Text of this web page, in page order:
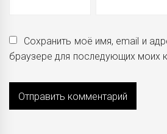
Сохранить моё имя, email и
браузере для последующих моих